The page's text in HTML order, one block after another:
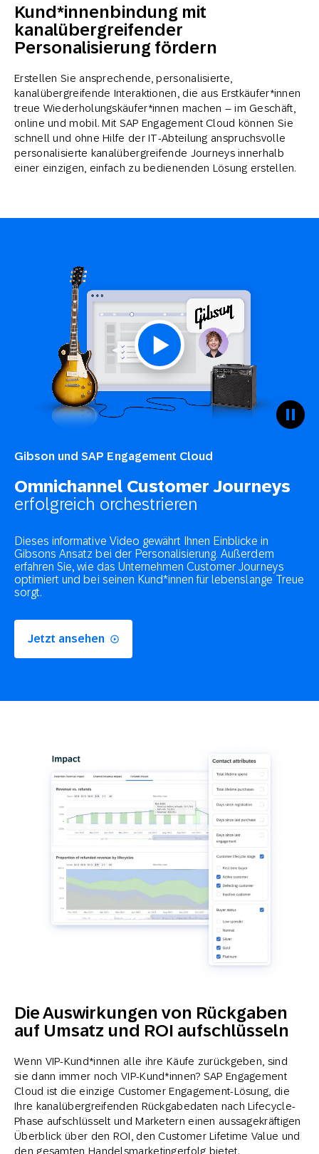
Kund*innenbindung mit
kanalübergreifender
Personalisierung fördern
Erstellen Sie ansprechende, personalisierte,
kanalübergreifende Interaktionen, die aus Erstkäufer*innen
treue Wiederholungskäufer*innen machen – im Geschäft,
online und mobil. Mit SAP Engagement Cloud können Sie
schnell und ohne Hilfe der IT-Abteilung anspruchsvolle
personalisierte kanalübergreifende Journeys innerhalb
einer einzigen, einfach zu bedienenden Lösung erstellen.
Gibson und SAP Engagement Cloud
Omnichannel Customer Journeys
erfolgreich orchestrieren
Dieses informative Video gewährt Ihnen Einblicke in
Gibsons Ansatz bei der Personalisierung. Außerdem
erfahren Sie, wie das Unternehmen Customer Journeys
optimiert und bei seinen Kund*innen für lebenslange Treue
sorgt.
Jetzt ansehen
Die Auswirkungen von Rückgaben
auf Umsatz und ROI aufschlüsseln
Wenn VIP-Kund*innen alle ihre Käufe zurückgeben, sind
sie dann immer noch VIP-Kund*innen? SAP Engagement
Cloud ist die einzige Customer Engagement-Lösung, die
Ihre kanalübergreifenden Rückgabedaten nach Lifecycle-
Phase aufschlüsselt und Marketern einen aussagekräftigen
Überblick über den ROI, den Customer Lifetime Value und
den gesamten Handelsmarketingerfolg bietet.